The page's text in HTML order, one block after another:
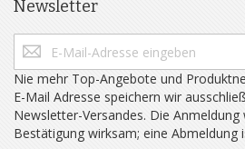
Newsletter
Nie mehr Top-Angebote und
E-Mail Adresse speichern wir
Newsletter-Versandes. Die
Bestätigung wirksam; eine Abmeldung